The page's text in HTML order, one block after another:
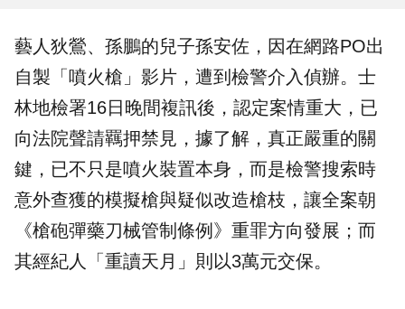
藝人狄鶯、孫鵬的兒子孫安佐 ，因在網路PO出
自製「噴火槍」影片，遭到檢警介入偵辦。士
林地檢署16日晚間複訊後，認定案情重大，已
向法院聲請羈押禁見，據了解，真正嚴重的關
鍵，已不只是噴火裝置本身，而是檢警搜索時
意外查獲的模擬槍與疑似改造槍枝，讓全案朝
《槍砲彈藥刀械管制條例》重罪方向發展；而
其經紀人「重讀天月」則以3萬元交保。